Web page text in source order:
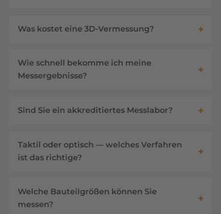
Was kostet eine 3D-Vermessung?
Wie schnell bekomme ich meine
Messergebnisse?
Sind Sie ein akkreditiertes Messlabor?
Taktil oder optisch — welches Verfahren
ist das richtige?
Welche Bauteilgrößen können Sie
messen?